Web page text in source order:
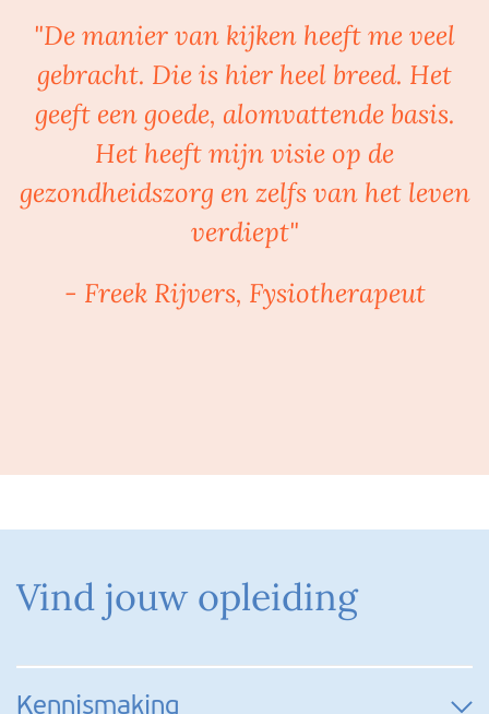
"De manier van kijken heeft me veel
gebracht. Die is hier heel breed. Het
geeft een goede, alomvattende basis.
Het heeft mijn visie op de
gezondheidszorg en zelfs van het leven
verdiept"
- Freek Rijvers, Fysiotherapeut
Vind jouw opleiding
Kennismaking